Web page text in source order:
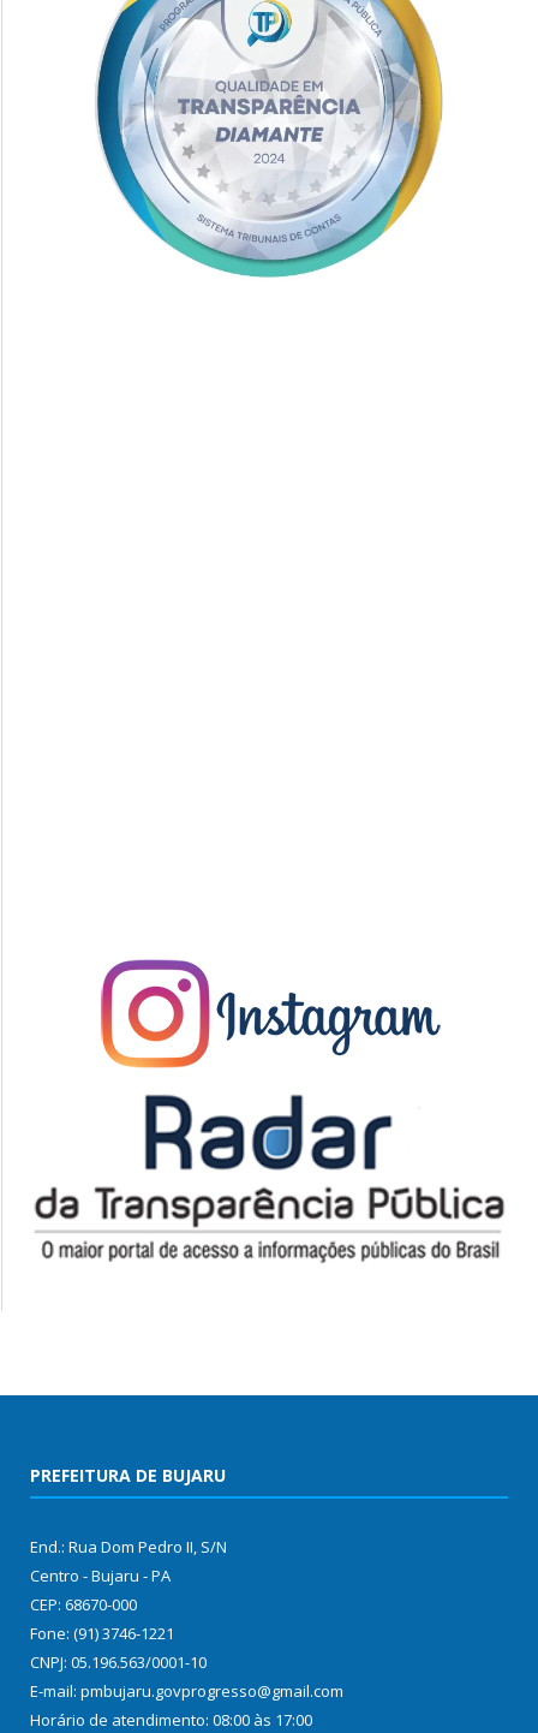
PREFEITURA DE BUJARU
End.: Rua Dom Pedro II, S/N
Centro - Bujaru - PA
CEP: 68670-000
Fone: (91) 3746-1221
CNPJ: 05.196.563/0001-10
E-mail: pmbujaru.govprogresso@gmail.com
Horário de atendimento: 08:00 às 17:00